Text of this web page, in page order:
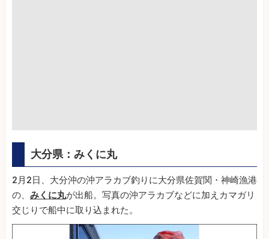
大分県：みくに丸
2月2日、大分沖の沖アラカブ釣りに大分県佐賀関・神崎漁港
の、 みくに丸が出船。写真の沖アラカブなどに加えカマガリ
交じりで船中に取り込まれた。